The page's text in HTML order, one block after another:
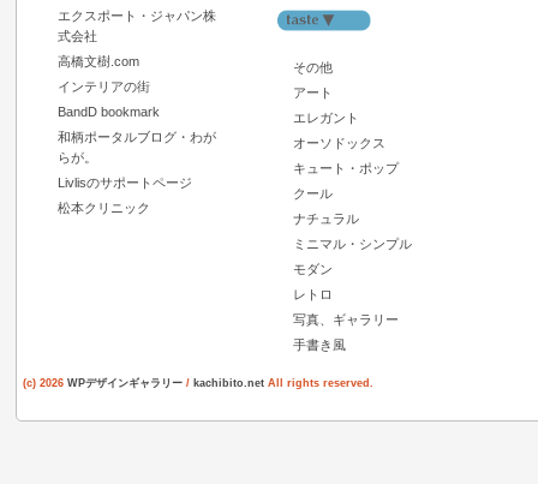
エクスポート・ジャパン株
式会社
高橋文樹.com
インテリアの街
BandD bookmark
和柄ポータルブログ・わが
らが。
Livlisのサポートページ
松本クリニック
その他
アート
エレガント
オーソドックス
キュート・ポップ
クール
ナチュラル
ミニマル・シンプル
モダン
レトロ
写真、ギャラリー
手書き風
(c) 2026 WPデザインギャラリー / kachibito.net All rights reserved.